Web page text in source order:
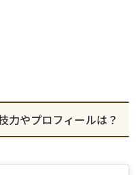
力やプロフィールは？